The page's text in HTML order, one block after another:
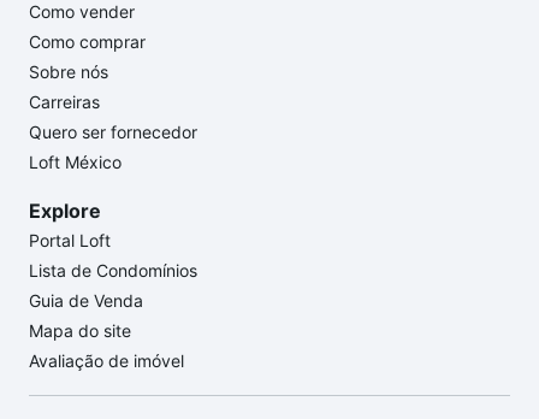
Como vender
Como comprar
Sobre nós
Carreiras
Quero ser fornecedor
Loft México
Explore
Portal Loft
Lista de Condomínios
Guia de Venda
Mapa do site
Avaliação de imóvel